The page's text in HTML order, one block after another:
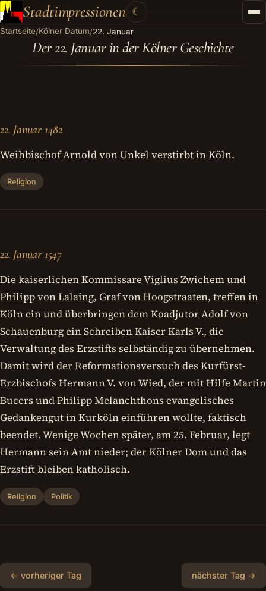
Stadtimpressionen
Startseite
Stadtführungen
Kontakt
Kategorien ▾
☾
Startseite/Kölner Datum/22. Januar
Der 22. Januar in der Kölner Geschichte
22. Januar 1482
Weihbischof Arnold von Unkel verstirbt in Köln.
Religion
22. Januar 1547
Die kaiserlichen Kommissare Viglius Zwichem und
Philipp von Lalaing, Graf von Hoogstraaten, treffen in
Köln ein und überbringen dem Koadjutor Adolf von
Schauenburg ein Schreiben Kaiser Karls V., die
Verwaltung des Erzstifts selbständig zu übernehmen.
Damit wird der Reformationsversuch des Kurfürst-
Erzbischofs Hermann V. von Wied, der mit Hilfe Martin
Bucers und Philipp Melanchthons evangelisches
Gedankengut in Kurköln einführen wollte, faktisch
beendet. Wenige Wochen später, am 25. Februar, legt
Hermann sein Amt nieder; der Kölner Dom und das
Erzstift bleiben katholisch.
Religion Politik
← vorheriger Tag nächster Tag →